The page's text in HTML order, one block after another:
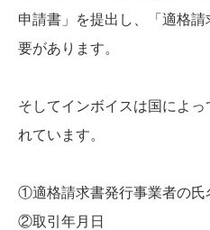
申請書」を提出し、「適格
要があります。
そしてインボイスは国によ
れています。
①適格請求書発行事業者の氏
②取引年月日